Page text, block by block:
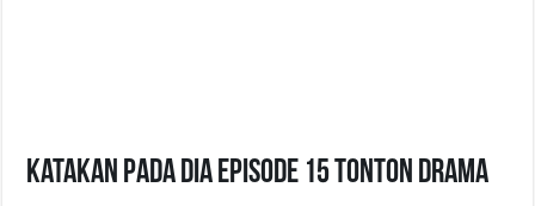
Katakan Pada Dia Episode 15 Tonton Drama